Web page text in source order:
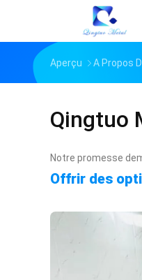
Aperçu A Propos
Qingtuo
Notre promesse
Offrir des